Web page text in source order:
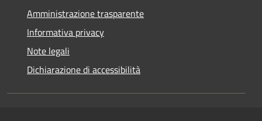
Amministrazione trasparente
Informativa privacy
Note legali
Dichiarazione di accessibilità